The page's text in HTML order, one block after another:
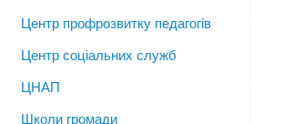
Центр профрозвитку педагогів
Центр соціальних служб
ЦНАП
Школи громади